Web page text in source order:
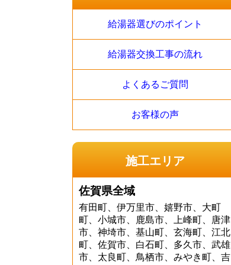
給湯器選びのポイント
給湯器交換工事の流れ
よくあるご質問
お客様の声
施工エリア
佐賀県全域
有田町、伊万里市、嬉野市、大町
町、小城市、鹿島市、上峰町、唐津
市、神埼市、基山町、玄海町、江北
町、佐賀市、白石町、多久市、武雄
市、太良町、鳥栖市、みやき町、吉